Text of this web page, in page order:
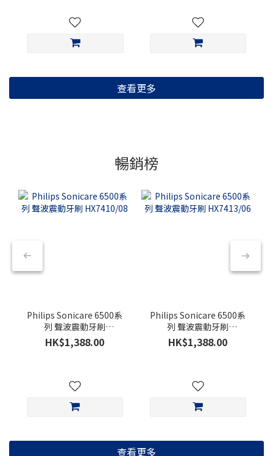
查看更多
暢銷榜
Philips Sonicare 6500系
列 聲波震動牙刷
HX7410/08
HK$1,388.00
Philips Sonicare 6500系
列 聲波震動牙刷
HX7413/06
HK$1,388.00
查看更多